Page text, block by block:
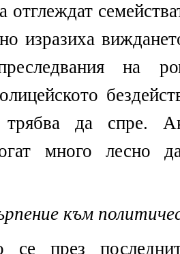
отглеждат
изразиха
на
трябва да спре.
много лесно
към
се през